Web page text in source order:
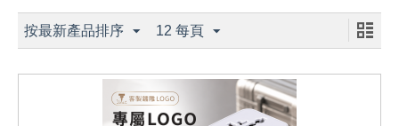
按最新產品排序 12 每頁